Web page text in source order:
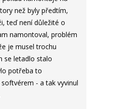
než byly předtím,
teď není důležité o
namontoval, problém
je musel trochu
se letadlo stalo
potřeba to
- a tak vyvinul